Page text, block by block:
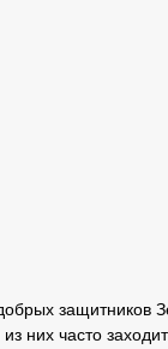
защитников
них часто заходит